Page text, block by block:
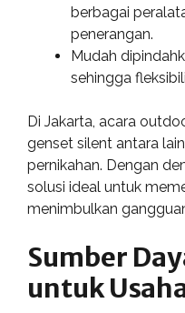
berbagai
penerangan.
Mudah
sehingga
Di Jakarta, acara
genset silent antara
pernikahan. Dengan
solusi ideal untuk
menimbulkan
Sumber
untuk